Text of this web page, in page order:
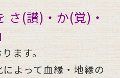
さ(讃)・か(覚)・
ます。
よって血縁・地縁の